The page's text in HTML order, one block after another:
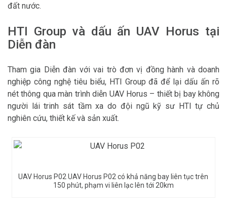
đất nước.
HTI Group và dấu ấn UAV Horus tại
Diễn đàn
Tham gia Diễn đàn với vai trò đơn vị đồng hành và doanh
nghiệp công nghệ tiêu biểu, HTI Group đã để lại dấu ấn rõ
nét thông qua màn trình diễn UAV Horus – thiết bị bay không
người lái trinh sát tầm xa do đội ngũ kỹ sư HTI tự chủ
nghiên cứu, thiết kế và sản xuất.
UAV Horus P02 UAV Horus P02 có khả năng bay liên tục trên
150 phút, phạm vi liên lạc lên tới 20km